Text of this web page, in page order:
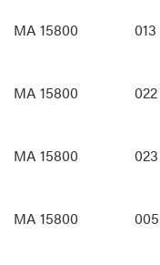
MA 15800
013
MA 15800
022
MA 15800
023
MA 15800
005